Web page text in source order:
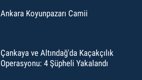
Ankara Koyunpazarı Camii
Çankaya ve Altındağ'da Kaçakçılık
Operasyonu: 4 Şüpheli Yakalandı